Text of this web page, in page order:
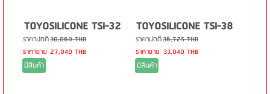
TOYOSILICONE TSI-32
ราคาปกติ30,060 THB
ราคาขาย 27,040 THB
มีสินค้า
TOYOSILICONE TSI-38
ราคาปกติ36,725 THB
ราคาขาย 33,040 THB
มีสินค้า